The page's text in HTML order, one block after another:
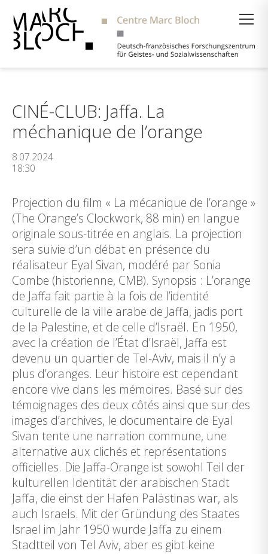
CINÉ-CLUB: Jaffa. La
méchanique de l’orange
8.07.2024
18:30
Projection du film « La mécanique de l’orange »
(The Orange’s Clockwork, 88 min) en langue
originale sous-titrée en anglais. La projection
sera suivie d’un débat en présence du
réalisateur Eyal Sivan, modéré par Sonia
Combe (historienne, CMB). Synopsis : L’orange
de Jaffa fait partie à la fois de l’identité
culturelle de la ville arabe de Jaffa, jadis port
de la Palestine, et de celle d’Israël. En 1950,
avec la création de l’État d’Israël, Jaffa est
devenu un quartier de Tel-Aviv, mais il n’y a
plus d’oranges. Leur histoire est cependant
encore vive dans les mémoires. Basé sur des
témoignages des deux côtés ainsi que sur des
images d’archives, le documentaire de Eyal
Sivan tente une narration commune, une
alternative aux clichés et représentations
officielles. Die Jaffa-Orange ist sowohl Teil der
kulturellen Identität der arabischen Stadt
Jaffa, die einst der Hafen Palästinas war, als
auch Israels. Mit der Gründung des Staates
Israel im Jahr 1950 wurde Jaffa zu einem
Stadtteil von Tel Aviv, aber es gibt keine